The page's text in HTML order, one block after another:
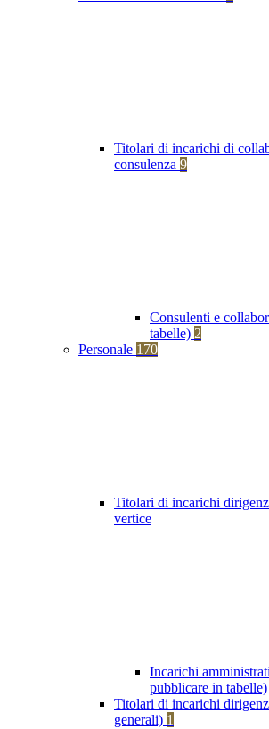
Titolari di incarichi di
consulenza 9
Consulenti e
tabelle) 2
Personale 170
Titolari di incarichi
vertice
Incarichi
pubblicare in tabelle)
Titolari di incarichi
generali) 1